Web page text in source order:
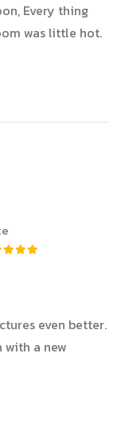
Every thing
was little hot.
even better.
a new